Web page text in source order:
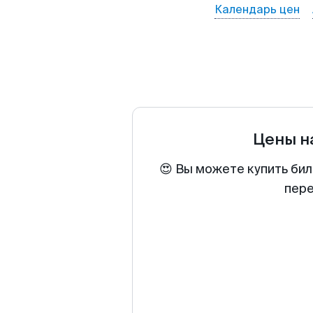
Календарь цен
Цены
😍 Вы можете купить